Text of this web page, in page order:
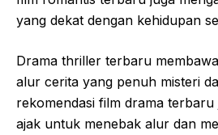
yang dekat dengan kehidupan
Drama thriller terbaru
alur cerita yang penuh misteri
rekomendasi film drama
ajak untuk menebak alur dan